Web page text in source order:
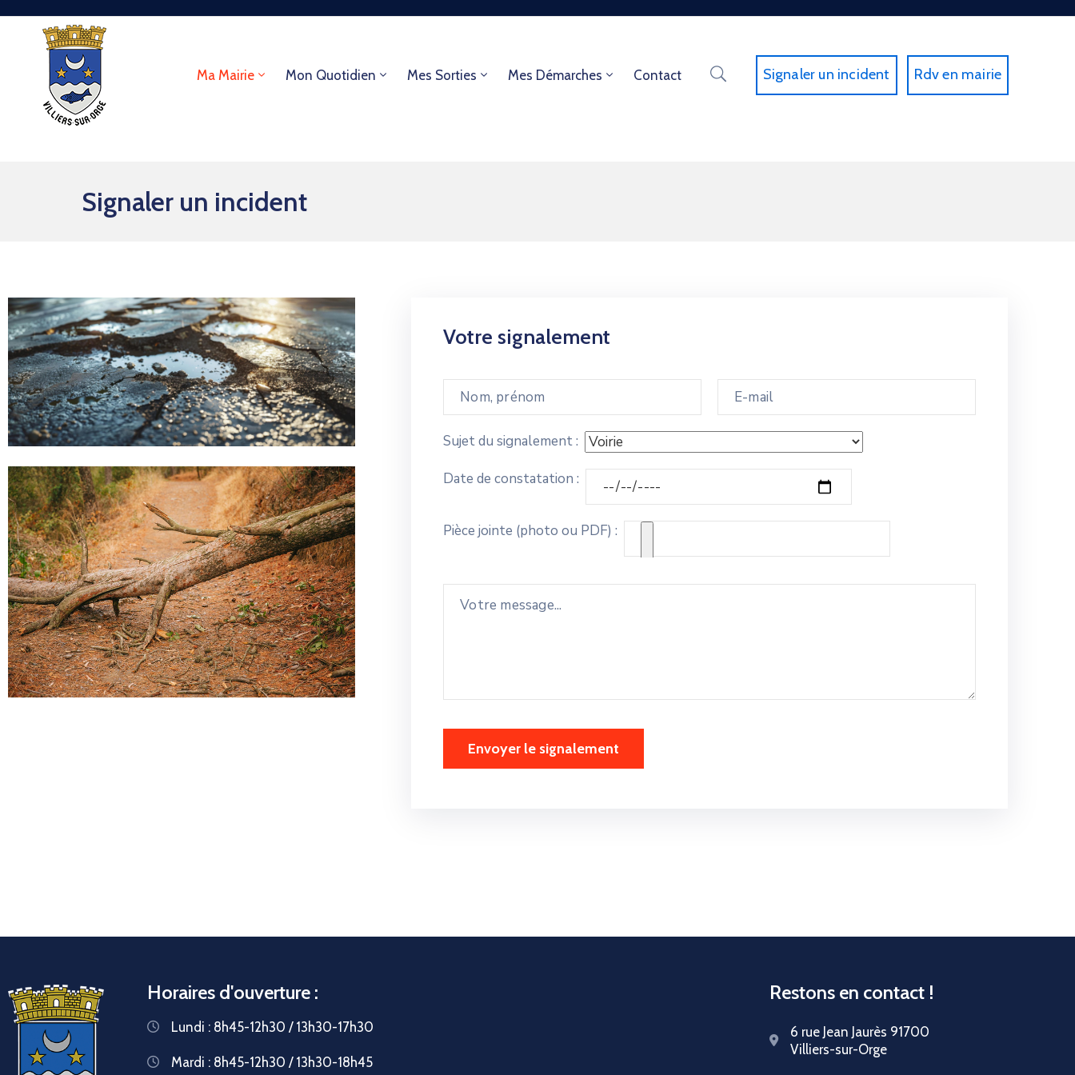
Ma Mairie Mon Quotidien Mes Sorties Mes Démarches Contact Signaler un incident Rdv en mairie
Signaler un incident
Votre signalement
Sujet du signalement :
Date de constatation :
Pièce jointe (photo ou PDF) :
Horaires d'ouverture :
Lundi : 8h45-12h30 / 13h30-17h30
Mardi : 8h45-12h30 / 13h30-18h45
Restons en contact !
6 rue Jean Jaurès 91700
Villiers-sur-Orge